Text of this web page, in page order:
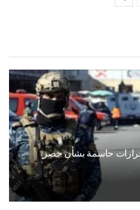
حاسمة بشأن حصر